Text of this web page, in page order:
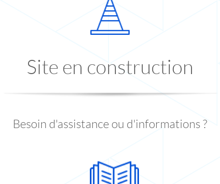
Site en construction
Besoin d'assistance ou d'informations ?